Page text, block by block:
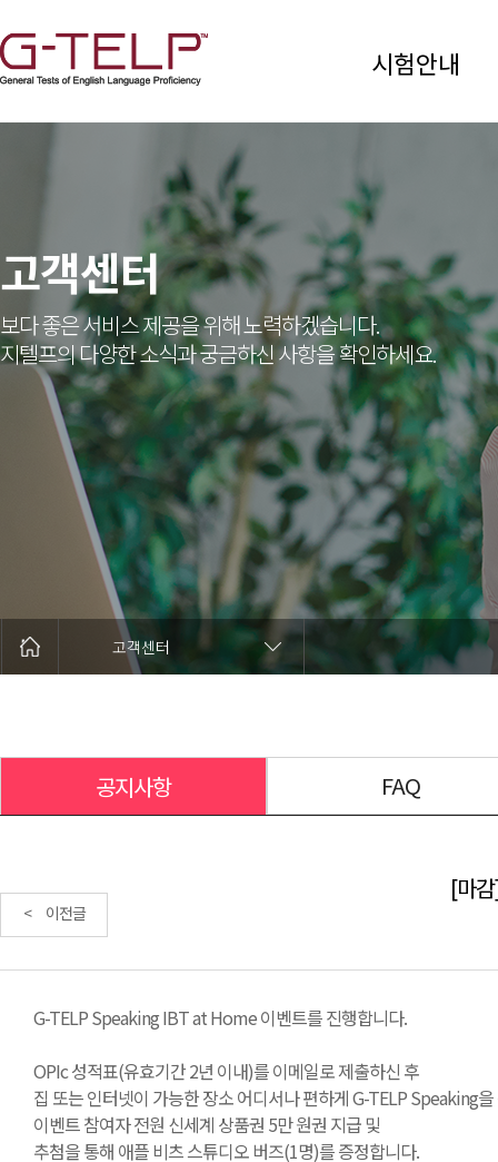
시험안내
고객센터
보다 좋은 서비스 제공을 위해 노력하겠습니다.
지텔프의 다양한 소식과 궁금하신 사항을 확인하세요.
고객센터
공지사항 FAQ
[마
< 이전글
G-TELP Speaking IBT at Home 이벤트를 진행합니다.
OPIc 성적표(유효기간 2년 이내)를 이메일로 제출하신 후
집 또는 인터넷이 가능한 장소 어디서나 편하게 G-TELP Speaking
이벤트 참여자 전원 신세계 상품권 5만 원권 지급 및
추첨을 통해 애플 비츠 스튜디오 버즈(1명)를 증정합니다.